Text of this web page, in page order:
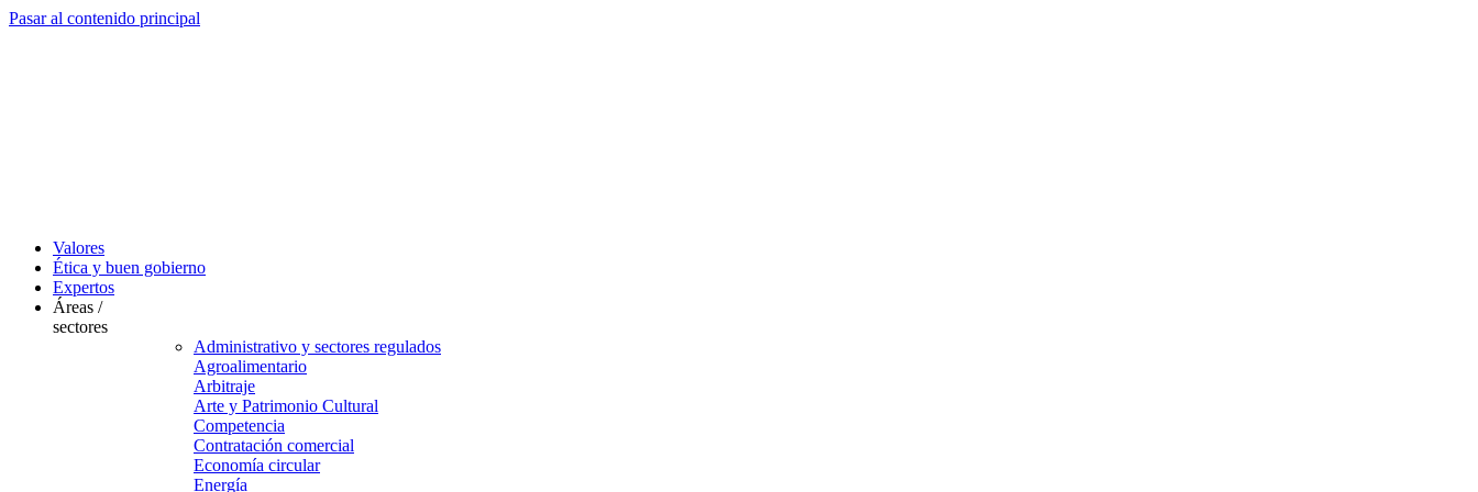
Pasar al contenido principal
Valores
Ética y buen gobierno
Expertos
Áreas /
sectores
Administrativo y sectores regulados
Agroalimentario
Arbitraje
Arte y Patrimonio Cultural
Competencia
Contratación comercial
Economía circular
Energía